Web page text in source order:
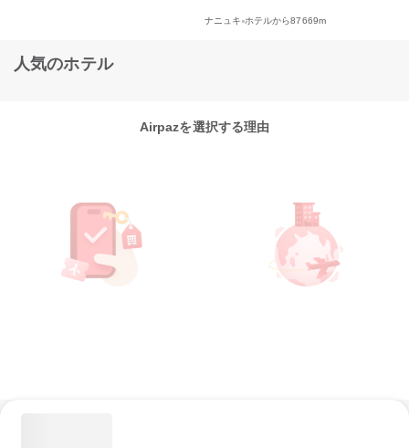
ナニュキ ホテルから87669m
人気のホテル
Airpazを選択する理由